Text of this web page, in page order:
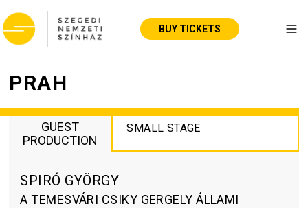
BUY TICKETS
PRAH
GUEST
PRODUCTION
SMALL STAGE
SPIRÓ GYÖRGY
A TEMESVÁRI CSIKY GERGELY ÁLLAMI